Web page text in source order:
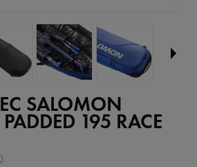
SALOMON
195 RACE